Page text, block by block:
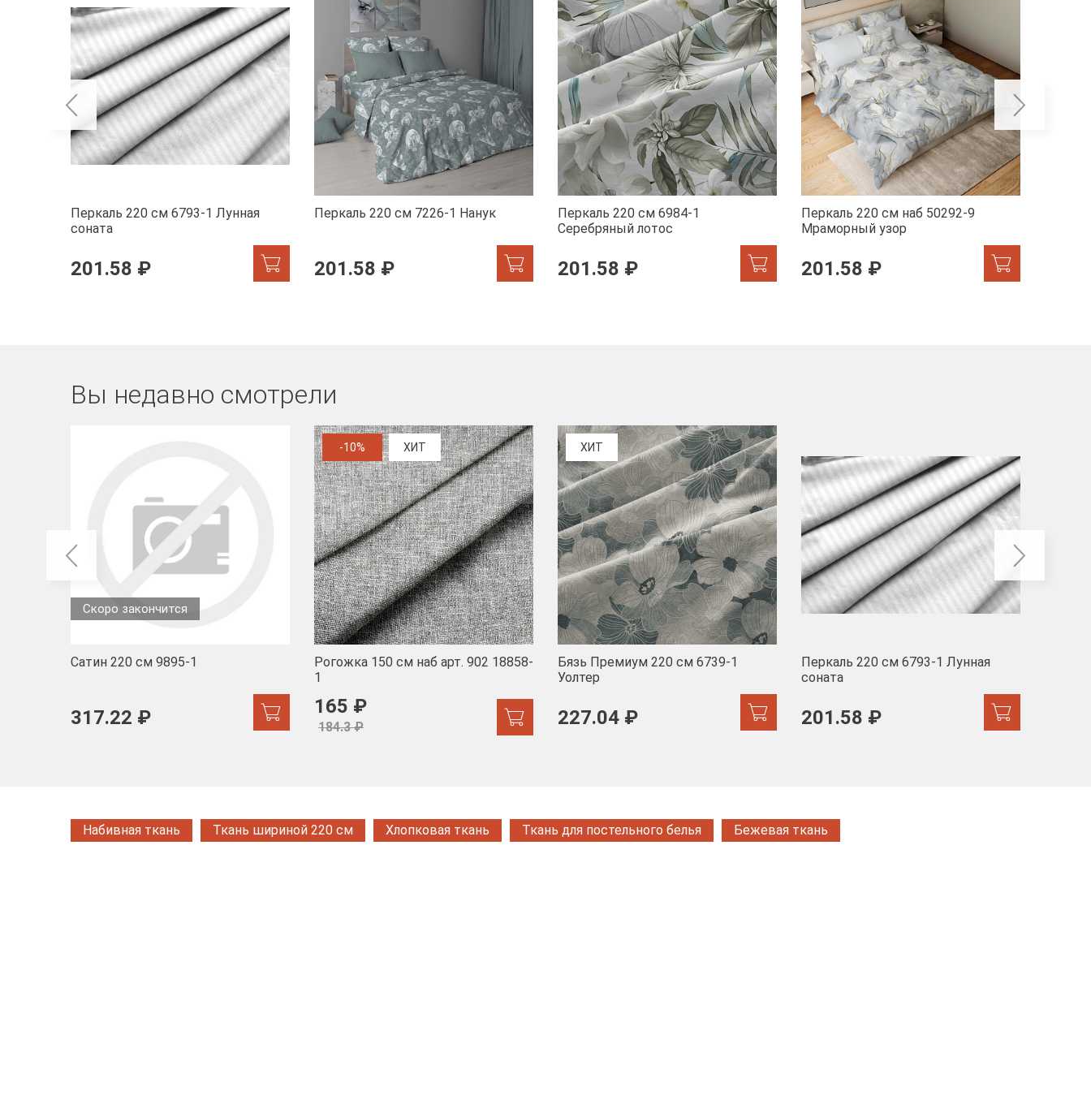
Перкаль 220 см 6793-1 Лунная
соната
201.58 ₽
Перкаль 220 см 7226-1 Нанук
201.58 ₽
Перкаль 220 см 6984-1
Серебряный лотос
201.58 ₽
Перкаль 220 см наб 50292-9
Мраморный узор
201.58 ₽
Вы недавно смотрели
Скоро закончится
Сатин 220 см 9895-1
317.22 ₽
-10% ХИТ
Рогожка 150 см наб арт. 902 18858-
1
165 ₽
184.3 ₽
ХИТ
Бязь Премиум 220 см 6739-1
Уолтер
227.04 ₽
Перкаль 220 см 6793-1 Лунная
соната
201.58 ₽
Набивная ткань Ткань шириной 220 см Хлопковая ткань Ткань для постельного белья Бежевая ткань